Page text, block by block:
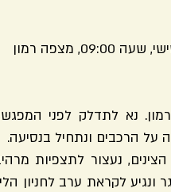
נא לתדלק לפני
על הרכבים ונתחיל בנסיעה.
נעצור לתצפיות
לקראת ערב לחניון